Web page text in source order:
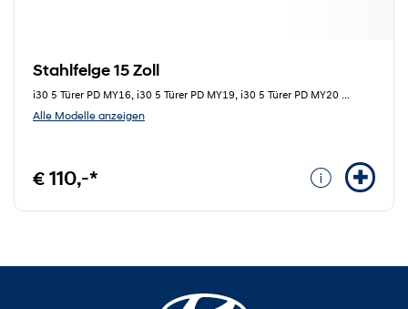
Stahlfelge 15 Zoll
i30 5 Türer PD MY16, i30 5 Türer PD MY19, i30 5 Türer PD MY20 ...
Alle Modelle anzeigen
€ 110,-*